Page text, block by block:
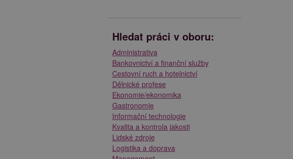
Hledat práci v oboru:
Administrativa
Bankovnictví a finanční služby
Cestovní ruch a hotelnictví
Dělnické profese
Ekonomie/ekonomika
Gastronomie
Informační technologie
Kvalita a kontrola jakosti
Lidské zdroje
Logistika a doprava